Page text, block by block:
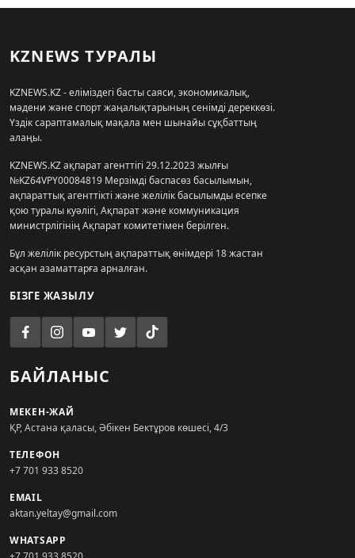
KZNEWS ТУРАЛЫ
KZNEWS.KZ - еліміздегі басты саяси, экономикалық,
мәдени және спорт жаңалықтарының сенімді дереккөзі.
Үздік сараптамалық мақала мен шынайы сұқбаттың
алаңы.
KZNEWS.KZ ақпарат агенттігі 29.12.2023 жылғы
№KZ64VPY00084819 Мерзімді баспасөз басылымын,
ақпараттық агенттікті және желілік басылымды есепке
қою туралы куәлігі, Ақпарат және коммуникация
министрлігінің Ақпарат комитетімен берілген.
Бұл желілік ресурстың ақпараттық өнімдері 18 жастан
асқан азаматтарға арналған.
БІЗГЕ ЖАЗЫЛУ
БАЙЛАНЫС
МЕКЕН-ЖАЙ
ҚР, Астана қаласы, Әбікен Бектұров көшесі, 4/3
ТЕЛЕФОН
+7 701 933 8520
EMAIL
aktan.yeltay@gmail.com
WHATSAPP